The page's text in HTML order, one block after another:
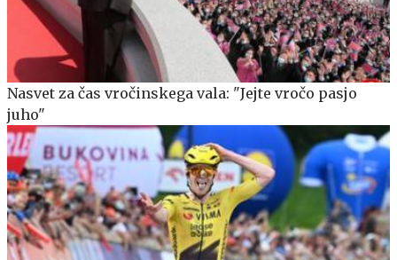
Nasvet za čas vročinskega vala: "Jejte vročo pasjo
juho"